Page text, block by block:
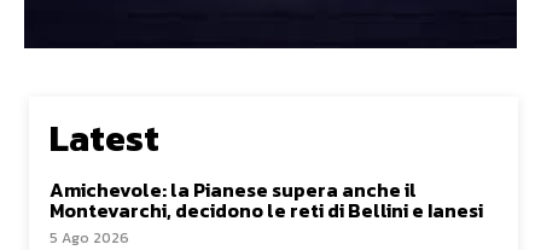
Latest
Amichevole: la Pianese supera anche il
Montevarchi, decidono le reti di Bellini e Ianesi
5 Ago 2026